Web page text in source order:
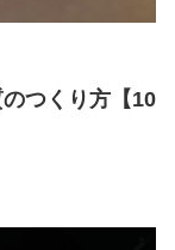
つくり方【10